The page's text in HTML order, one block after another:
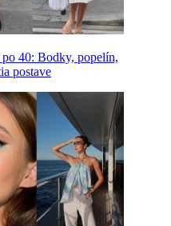
40: Bodky, popelín,
postave